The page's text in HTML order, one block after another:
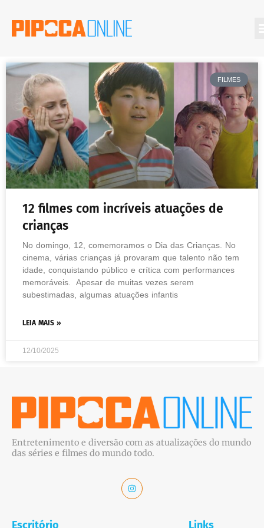
FILMES
12 filmes com incríveis atuações de
crianças
No domingo, 12, comemoramos o Dia das Crianças. No
cinema, várias crianças já provaram que talento não tem
idade, conquistando público e crítica com performances
memoráveis. Apesar de muitas vezes serem
subestimadas, algumas atuações infantis
LEIA MAIS »
12/10/2025
Entretenimento e diversão com as atualizações do mundo
das séries e filmes do mundo todo.
Escritório Links